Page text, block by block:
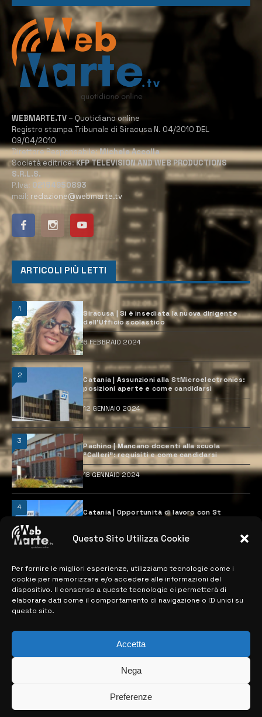
Questo Sito Utilizza Cookie
Per fornire le migliori esperienze, utilizziamo tecnologie come i
cookie per memorizzare e/o accedere alle informazioni del
dispositivo. Il consenso a queste tecnologie ci permetterà di
elaborare dati come il comportamento di navigazione o ID unici su
questo sito.
Accetta
Nega
Preferenze
WEBMARTE.TV – Quotidiano online
Registro stampa Tribunale di Siracusa N. 04/2010 DEL
09/04/2010
Direttore Responsabile:Michele Accolla
Società editrice:KFP TELEVISION AND WEB PRODUCTIONS
S.R.L.S.
P.Iva: 02184950893
mail: redazione@webmarte.tv
ARTICOLI PIÙ LETTI
1
Siracusa | Si è insediata la nuova dirigente
dell’Ufficio scolastico
6 FEBBRAIO 2024
2
Catania | Assunzioni alla StMicroelectronics:
posizioni aperte e come candidarsi
12 GENNAIO 2024
3
Pachino | Mancano docenti alla scuola
“Calleri”: requisiti e come candidarsi
18 GENNAIO 2024
4
Catania | Opportunità di lavoro con St
28 MARZO 2024
MAPPA DEL SITO
> NOTIZIE
> CONTATTI